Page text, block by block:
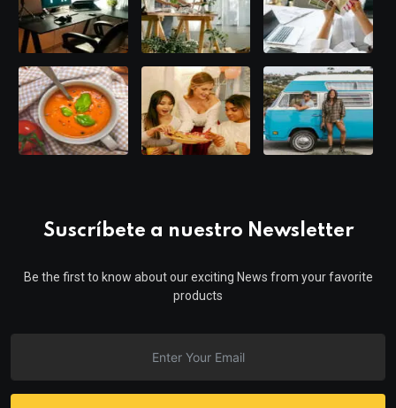
Suscríbete a nuestro Newsletter
Be the first to know about our exciting News from your favorite
products